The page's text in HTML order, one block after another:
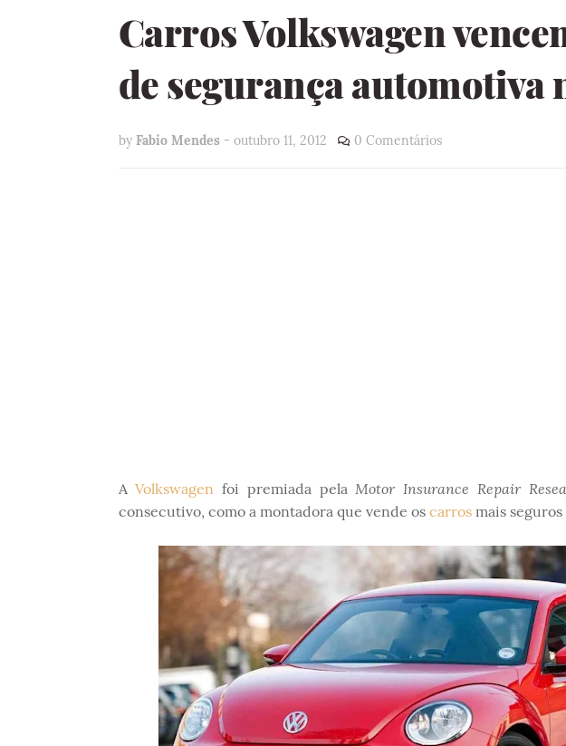
Carros Volkswagen
de segurança automotiva
by Fabio Mendes - outubro 11, 2012 0 Comentários
AVolkswagen foi premiada pelaMotor Insurance Repair
consecutivo, como a montadora que vende os carrosmais